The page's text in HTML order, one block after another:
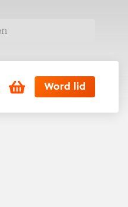
Winkelwagen
Word lid